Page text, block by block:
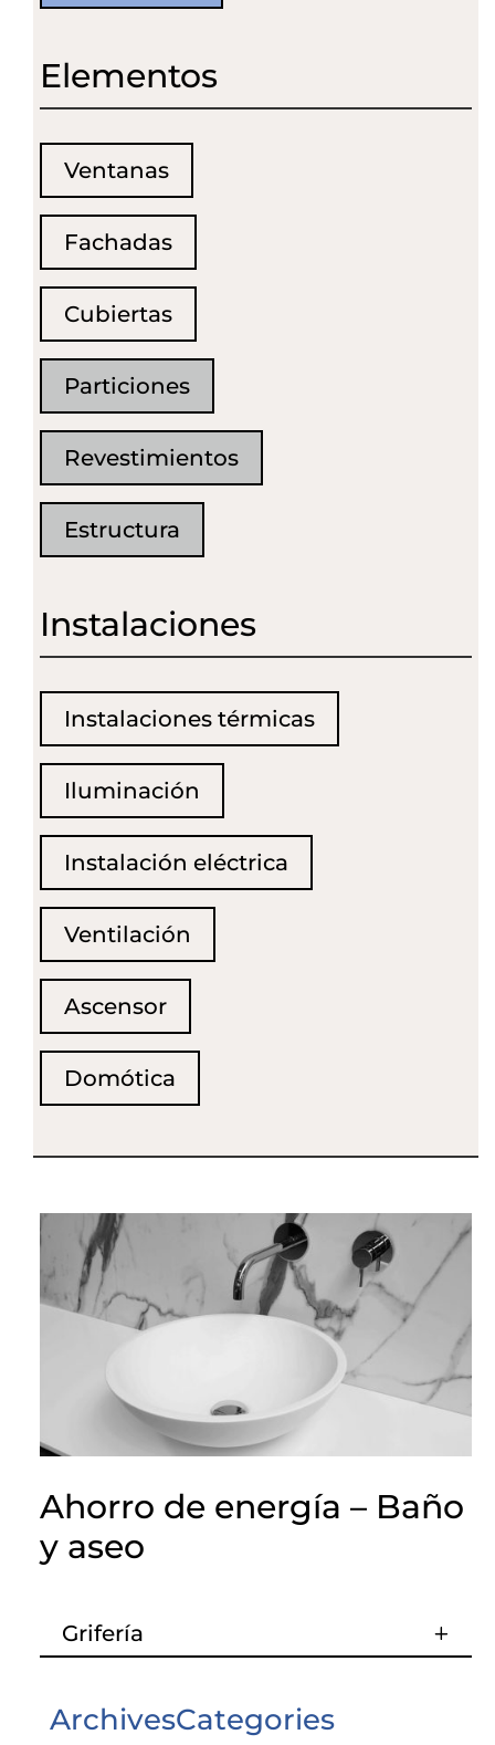
Elementos
Ventanas
Fachadas
Cubiertas
Particiones
Revestimientos
Estructura
Instalaciones
Instalaciones térmicas
Iluminación
Instalación eléctrica
Ventilación
Ascensor
Domótica
Ahorro de energía – Baño
y aseo
Grifería
ArchivesCategories